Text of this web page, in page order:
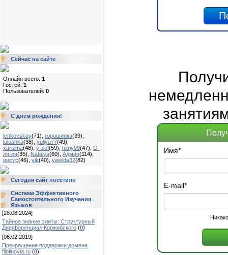
Сейчас на сайте
Онлайн всего: 1
Гостей: 1
Пользователей: 0
С днем рождения!
lenkovskay(71) горошинка(39)
lulushka(38) yuliya77(49)
xarizma(48) y-zof(59) hitriy99(47) О-
ля-ля(35) Natalya(60) Админ(114)
иисус(46) vik(40) vasilda32(82)
Сегодня сайт посетили
Система Эффективного
Самостоятельного Изучения
Языков
[28.08.2024]
Тайное знание элиты: Структурный
Дифференциал Коржибского (0)
[06.02.2019]
Прекращение поддержки домена
filolingvia.ru (0)
Имя*
E-mail*